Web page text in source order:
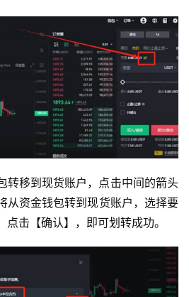
转移到现货账户，点击中间的箭头
从资金钱包转到现货账户，选择要
击【确认】，即可划转成功。